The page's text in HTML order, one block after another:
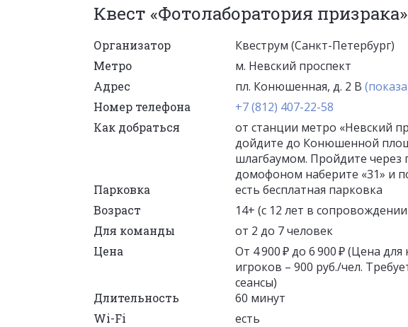
Квест «Фотолаборатория призрака»
Организатор Квеструм (Санкт-Петербург)
Метро м. Невский проспект
Адрес пл. Конюшенная, д. 2 В
Номер телефона +7 (812) 407-22-58
Как добраться
от станции метро «Невский
дойдите до Конюшенной
шлагбаумом. Пройдите через
домофоном наберите «31» и
Парковка есть бесплатная парковка
Возраст 14+ (с 12 лет в
Для команды от 2 до 7 человек
Цена
От 4 900 ₽ до 6 900 ₽ (Цена
игроков – 900 руб./чел.
сеансы)
Длительность 60 минут
Wi-Fi есть